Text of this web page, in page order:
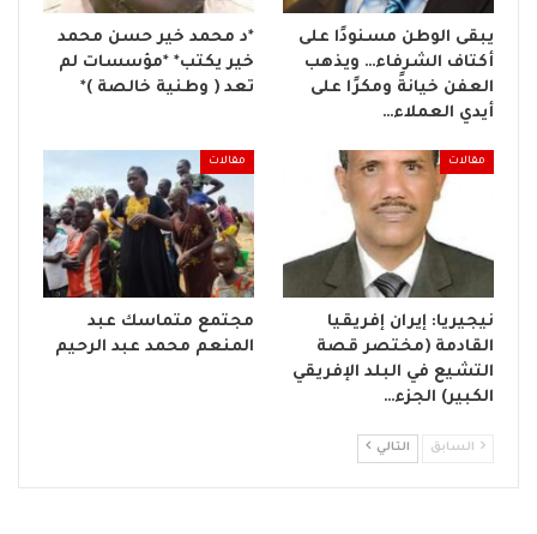
يبقى الوطن مسنودًا على
أكتاف الشرفاء… ويذهب
العفن خيانةً ومكرًا على
أيدي العملاء…
*د محمد خير حسن محمد
خير يكتب* *مؤسسات لم
تعد ( وطنية خالصة )*
مقالات
نيجيريا: إيران إفريقيا
القادمة (مختصر قصة
التشيع في البلد الإفريقي
الكبير) الجزء…
مقالات
مجتمع متماسك عبد
المنعم محمد عبد الرحيم
السابق التالي